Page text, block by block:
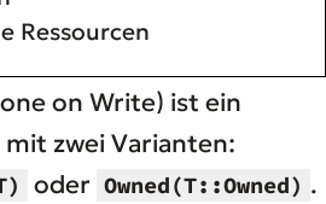
Ressourcen
on Write) ist ein
zwei Varianten:
oder Owned(T::Owned) .